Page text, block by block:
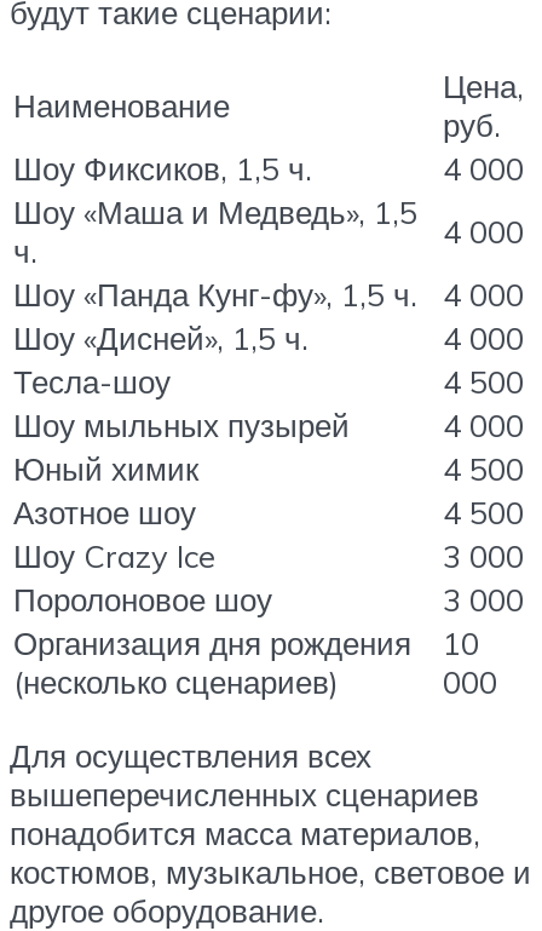
будут такие сценарии:
Наименование
Цена,
руб.
Шоу Фиксиков, 1,5 ч.
4 000
Шоу «Маша и Медведь», 1,5
ч.
4 000
Шоу «Панда Кунг-фу», 1,5 ч.
4 000
Шоу «Дисней», 1,5 ч.
4 000
Тесла-шоу
4 500
Шоу мыльных пузырей
4 000
Юный химик
4 500
Азотное шоу
4 500
Шоу Crazy Ice
3 000
Поролоновое шоу
3 000
Организация дня рождения
(несколько сценариев)
10
000
Для осуществления всех
вышеперечисленных сценариев
понадобится масса материалов,
костюмов, музыкальное, световое и
другое оборудование.